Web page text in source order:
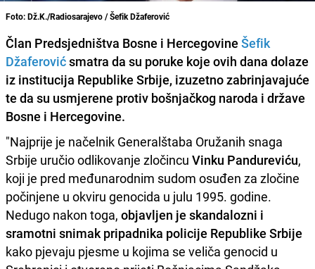
Foto: Dž.K./Radiosarajevo / Šefik Džaferović
Član Predsjedništva Bosne i Hercegovine Šefik
Džaferovićsmatra da su poruke koje ovih dana dolaze
iz institucija Republike Srbije, izuzetno zabrinjavajuće
te da su usmjerene protiv bošnjačkog naroda i države
Bosne i Hercegovine.
"Najprije je načelnik Generalštaba Oružanih snaga
Srbije uručio odlikovanje zločincu Vinku Pandureviću,
koji je pred međunarodnim sudom osuđen za zločine
počinjene u okviru genocida u julu 1995. godine.
Nedugo nakon toga, objavljen je skandalozni i
sramotni snimak pripadnika policije Republike Srbije
kako pjevaju pjesme u kojima se veliča genocid u